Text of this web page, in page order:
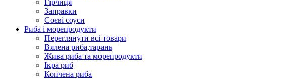
Гірчиця
Заправки
Соєві соуси
Риба і морепродукти
Переглянути всі товари
Вялена риба,тарань
Жива риба та морепродукти
Ікра риб
Копчена риба